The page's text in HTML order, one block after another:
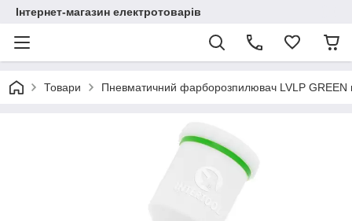
Інтернет-магазин електротоварів
Товари Пневматичний фарборозпилювач LVLP